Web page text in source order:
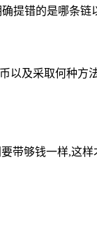
提错的是哪条链
以及采取何种方
带够钱一样,这样